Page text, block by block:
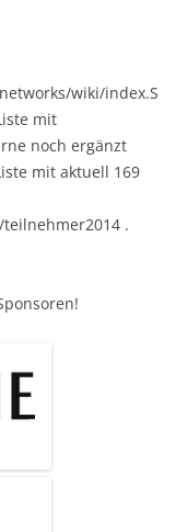
wiki/index.S
mit
noch ergänzt
mit aktuell 169
.